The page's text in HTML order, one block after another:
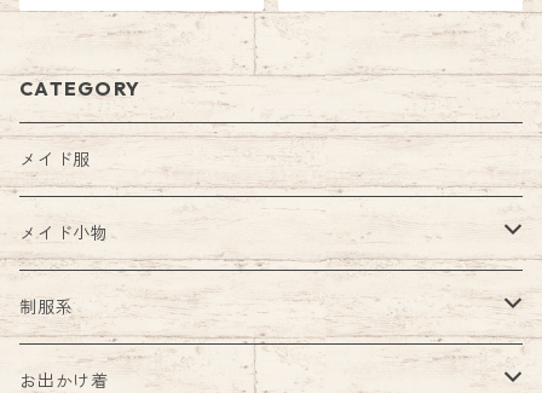
CATEGORY
メイド服
メイド小物
エプロン
胸当て付き
カチューシャ
制服系
ブラウス
お出かけ着